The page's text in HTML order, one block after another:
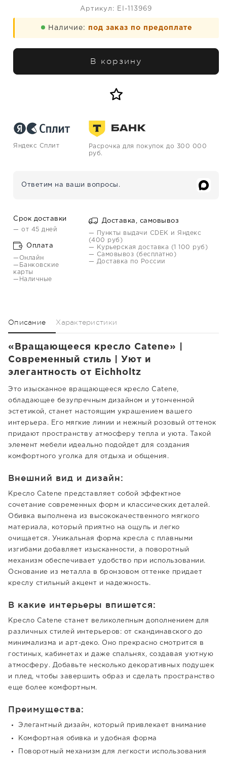
Артикул: EI-113969
Наличие: под заказ по предоплате
В корзину
Яндекс Сплит
Расрочка для покупок до 300 000
руб.
Ответим на ваши вопросы.
Срок доставки
— от 45 дней
Оплата
—Онлайн
—Банковские
карты
—Наличные
Доставка, самовывоз
— Пункты выдачи CDEK и Яндекс
(400 руб)
— Курьерская доставка (1 100 руб)
— Самовывоз (бесплатно)
— Доставка по России
Описание Характеристики
«Вращающееся кресло Catene» |
Современный стиль | Уют и
элегантность от Eichholtz
Это изысканное вращающееся кресло Catene,
обладающее безупречным дизайном и утонченной
эстетикой, станет настоящим украшением вашего
интерьера. Его мягкие линии и нежный розовый оттенок
придают пространству атмосферу тепла и уюта. Такой
элемент мебели идеально подойдет для создания
комфортного уголка для отдыха и общения.
Внешний вид и дизайн:
Кресло Catene представляет собой эффектное
сочетание современных форм и классических деталей.
Обивка выполнена из высококачественного мягкого
материала, который приятно на ощупь и легко
очищается. Уникальная форма кресла с плавными
изгибами добавляет изысканности, а поворотный
механизм обеспечивает удобство при использовании.
Основание из металла в бронзовом оттенке придает
креслу стильный акцент и надежность.
В какие интерьеры впишется:
Кресло Catene станет великолепным дополнением для
различных стилей интерьеров: от скандинавского до
минимализма и арт-деко. Оно прекрасно смотрится в
гостиных, кабинетах и даже спальнях, создавая уютную
атмосферу. Добавьте несколько декоративных подушек
и плед, чтобы завершить образ и сделать пространство
еще более комфортным.
Преимущества:
Элегантный дизайн, который привлекает внимание
Комфортная обивка и удобная форма
Поворотный механизм для легкости использования